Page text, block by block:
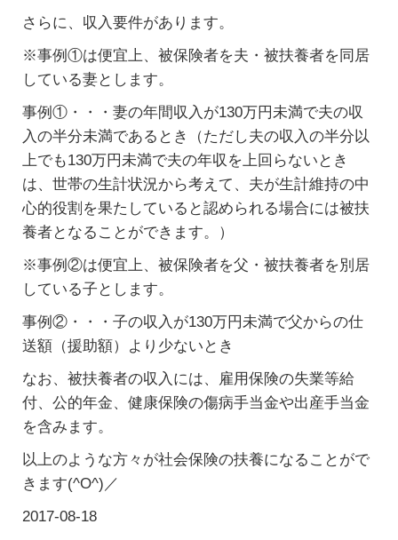
さらに、収入要件があります。
※事例①は便宜上、被保険者を夫・被扶養者を同居
している妻とします。
事例①・・・妻の年間収入が130万円未満で夫の収
入の半分未満であるとき（ただし夫の収入の半分以
上でも130万円未満で夫の年収を上回らないとき
は、世帯の生計状況から考えて、夫が生計維持の中
心的役割を果たしていると認められる場合には被扶
養者となることができます。）
※事例②は便宜上、被保険者を父・被扶養者を別居
している子とします。
事例②・・・子の収入が130万円未満で父からの仕
送額（援助額）より少ないとき
なお、被扶養者の収入には、雇用保険の失業等給
付、公的年金、健康保険の傷病手当金や出産手当金
を含みます。
以上のような方々が社会保険の扶養になることがで
きます(^O^)／
2017-08-18